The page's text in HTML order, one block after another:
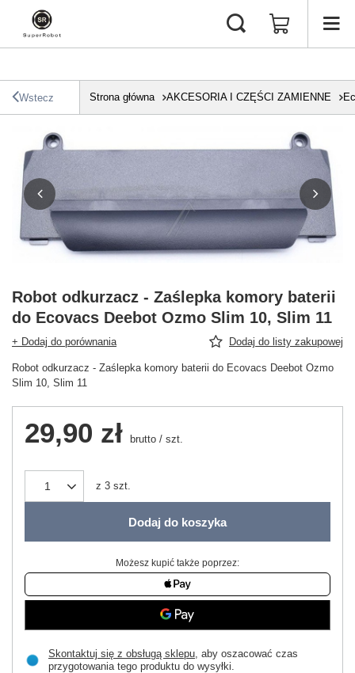
Wstecz Strona główna AKCESORIA I CZĘŚCI ZAMIENNE
Robot odkurzacz - Zaślepka komory baterii
do Ecovacs Deebot Ozmo Slim 10, Slim 11
+ Dodaj do porównania Dodaj do listy zakupowej
Robot odkurzacz - Zaślepka komory baterii do Ecovacs Deebot Ozmo
Slim 10, Slim 11
29,90 zł brutto / szt.
z 3 szt.
Dodaj do koszyka
Możesz kupić także poprzez:
Skontaktuj się z obsługą sklepu, aby oszacować czas
przygotowania tego produktu do wysyłki.